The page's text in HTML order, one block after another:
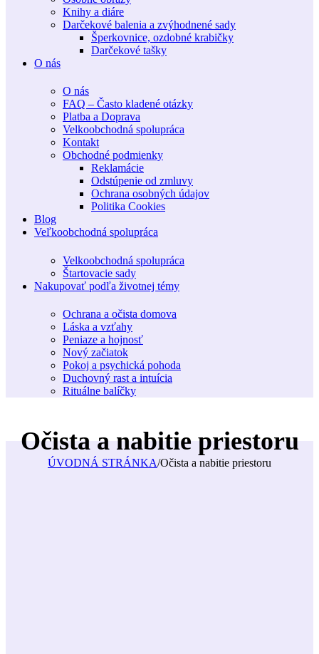
Knihy a diáre
Darčekové balenia a zvýhodnené sady
Šperkovnice, ozdobné krabičky
Darčekové tašky
O nás
O nás
FAQ – Často kladené otázky
Platba a Doprava
Velkoobchodná spolupráca
Kontakt
Obchodné podmienky
Reklamácie
Odstúpenie od zmluvy
Ochrana osobných údajov
Politika Cookies
Blog
Veľkoobchodná spolupráca
Velkoobchodná spolupráca
Štartovacie sady
Nakupovať podľa životnej témy
Ochrana a očista domova
Láska a vzťahy
Peniaze a hojnosť
Nový začiatok
Pokoj a psychická pohoda
Duchovný rast a intuícia
Rituálne balíčky
Očista a nabitie priestoru
ÚVODNÁ STRÁNKA/Očista a nabitie priestoru